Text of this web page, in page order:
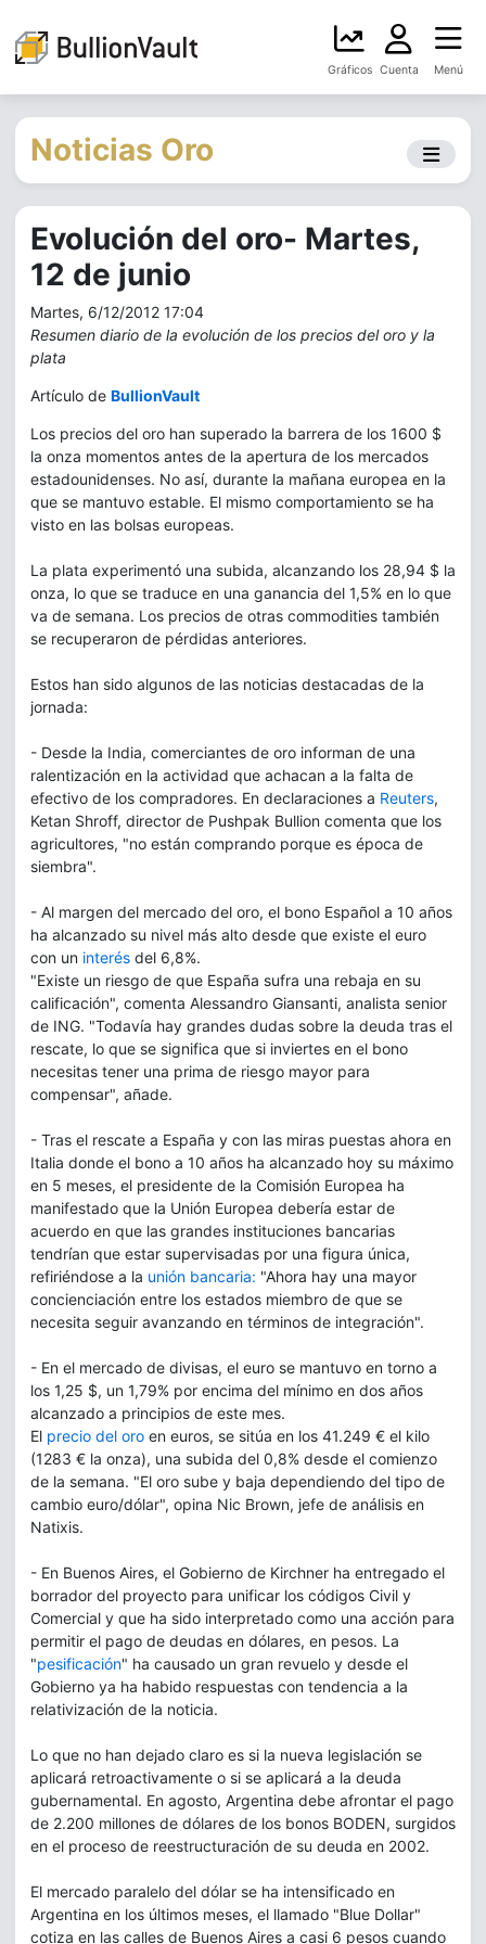
Gráficos Cuenta Menú
Noticias Oro
Evolución del oro- Martes,
12 de junio
Martes, 6/12/2012 17:04
Resumen diario de la evolución de los precios del oro y la
plata
Artículo de BullionVault
Los precios del oro han superado la barrera de los 1600 $
la onza momentos antes de la apertura de los mercados
estadounidenses. No así, durante la mañana europea en la
que se mantuvo estable. El mismo comportamiento se ha
visto en las bolsas europeas.
La plata experimentó una subida, alcanzando los 28,94 $ la
onza, lo que se traduce en una ganancia del 1,5% en lo que
va de semana. Los precios de otras commodities también
se recuperaron de pérdidas anteriores.
Estos han sido algunos de las noticias destacadas de la
jornada:
- Desde la India, comerciantes de oro informan de una
ralentización en la actividad que achacan a la falta de
efectivo de los compradores. En declaraciones a Reuters,
Ketan Shroff, director de Pushpak Bullion comenta que los
agricultores, "no están comprando porque es época de
siembra".
- Al margen del mercado del oro, el bono Español a 10 años
ha alcanzado su nivel más alto desde que existe el euro
con un interés del 6,8%.
"Existe un riesgo de que España sufra una rebaja en su
calificación", comenta Alessandro Giansanti, analista senior
de ING. "Todavía hay grandes dudas sobre la deuda tras el
rescate, lo que se significa que si inviertes en el bono
necesitas tener una prima de riesgo mayor para
compensar", añade.
- Tras el rescate a España y con las miras puestas ahora en
Italia donde el bono a 10 años ha alcanzado hoy su máximo
en 5 meses, el presidente de la Comisión Europea ha
manifestado que la Unión Europea debería estar de
acuerdo en que las grandes instituciones bancarias
tendrían que estar supervisadas por una figura única,
refiriéndose a la unión bancaria: "Ahora hay una mayor
concienciación entre los estados miembro de que se
necesita seguir avanzando en términos de integración".
- En el mercado de divisas, el euro se mantuvo en torno a
los 1,25 $, un 1,79% por encima del mínimo en dos años
alcanzado a principios de este mes.
El precio del oro en euros, se sitúa en los 41.249 € el kilo
(1283 € la onza), una subida del 0,8% desde el comienzo
de la semana. "El oro sube y baja dependiendo del tipo de
cambio euro/dólar", opina Nic Brown, jefe de análisis en
Natixis.
- En Buenos Aires, el Gobierno de Kirchner ha entregado el
borrador del proyecto para unificar los códigos Civil y
Comercial y que ha sido interpretado como una acción para
permitir el pago de deudas en dólares, en pesos. La
"pesificación" ha causado un gran revuelo y desde el
Gobierno ya ha habido respuestas con tendencia a la
relativización de la noticia.
Lo que no han dejado claro es si la nueva legislación se
aplicará retroactivamente o si se aplicará a la deuda
gubernamental. En agosto, Argentina debe afrontar el pago
de 2.200 millones de dólares de los bonos BODEN, surgidos
en el proceso de reestructuración de su deuda en 2002.
El mercado paralelo del dólar se ha intensificado en
Argentina en los últimos meses, el llamado "Blue Dollar"
cotiza en las calles de Buenos Aires a casi 6 pesos cuando